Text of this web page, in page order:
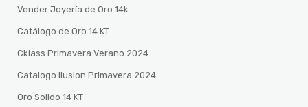
Vender Joyería de Oro 14k
Catálogo de Oro 14 KT
Cklass Primavera Verano 2024
Catalogo Ilusion Primavera 2024
Oro Solido 14 KT